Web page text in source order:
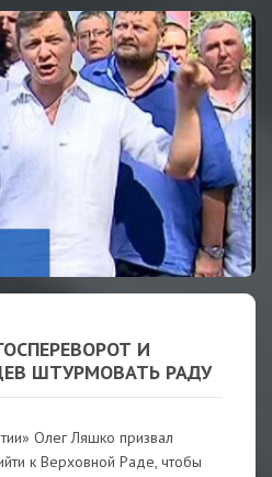
И
ШТУРМОВАТЬ РАДУ
Олег Ляшко призвал
к Верховной Раде, чтобы